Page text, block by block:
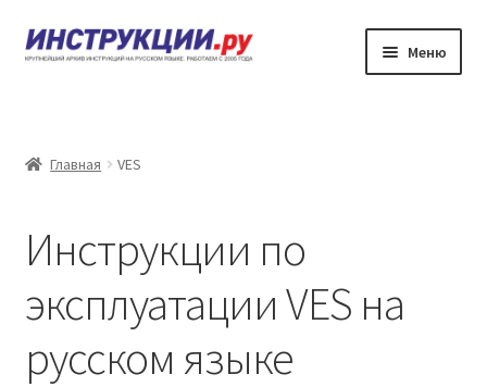
Перейти
к
Перейти
к
Меню
Каталог инструкций по эксплуатации
Личный кабинет
Главная VES
Инструкции по
эксплуатации VES на
русском языке